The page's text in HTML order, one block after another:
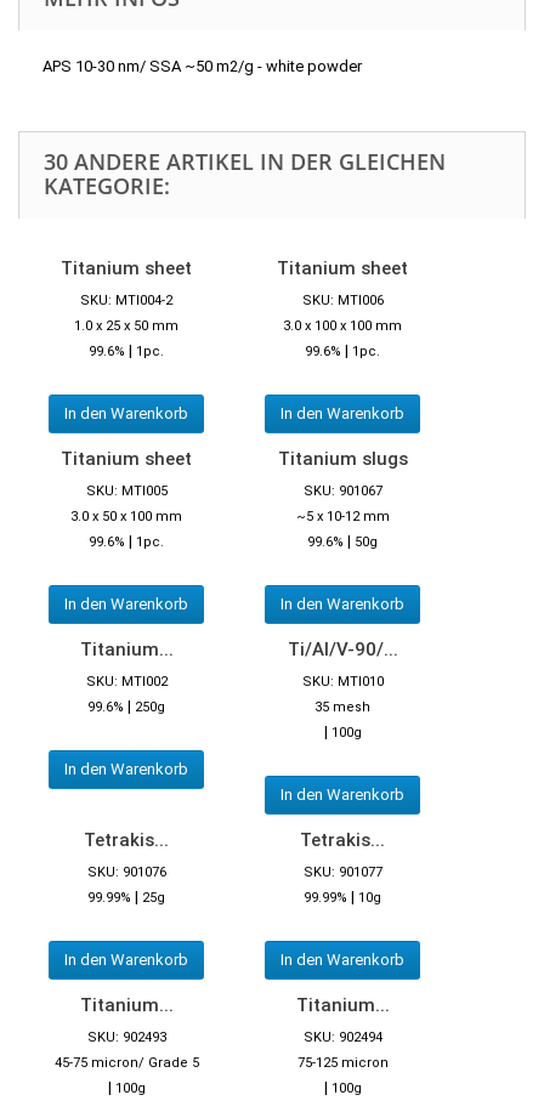
APS 10-30 nm/ SSA ~50 m2/g - white powder
30 ANDERE ARTIKEL IN DER GLEICHEN
KATEGORIE:
Titanium sheet
SKU: MTI004-2
1.0 x 25 x 50 mm
99.6% | 1pc.
In den Warenkorb
Titanium sheet
SKU: MTI006
3.0 x 100 x 100 mm
99.6% | 1pc.
In den Warenkorb
Titanium sheet
SKU: MTI005
3.0 x 50 x 100 mm
99.6% | 1pc.
In den Warenkorb
Titanium slugs
SKU: 901067
~5 x 10-12 mm
99.6% | 50g
In den Warenkorb
Titanium...
SKU: MTI002
99.6% | 250g
In den Warenkorb
Ti/Al/V-90/...
SKU: MTI010
35 mesh
| 100g
In den Warenkorb
Tetrakis...
SKU: 901076
99.99% | 25g
In den Warenkorb
Tetrakis...
SKU: 901077
99.99% | 10g
In den Warenkorb
Titanium...
SKU: 902493
45-75 micron/ Grade 5
| 100g
Titanium...
SKU: 902494
75-125 micron
| 100g